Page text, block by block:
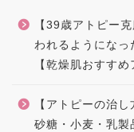
【39歳アトピー
われるようになっ
【乾燥肌おすすめ
【アトピーの治
砂糖・小麦・乳製